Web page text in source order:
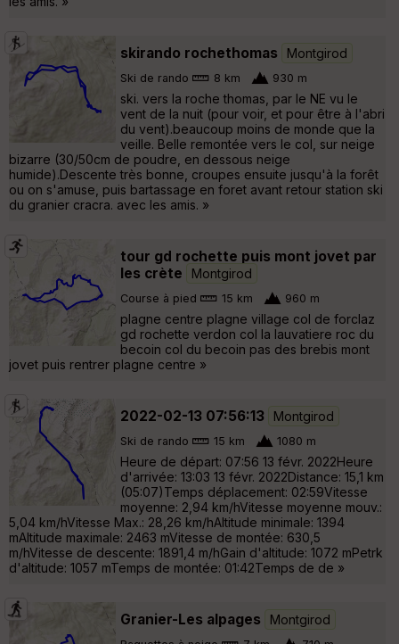
skirando rochethomas Montgirod
Ski de rando 8 km 930 m
ski. vers la roche thomas, par le NE vu le
vent de la nuit (pour voir, et pour être à l'abri
du vent).beaucoup moins de monde que la
veille. Belle remontée vers le col, sur neige
bizarre (30/50cm de poudre, en dessous neige
humide).Descente très bonne, croupes ensuite jusqu'à la forêt
ou on s'amuse, puis bartassage en foret avant retour station ski
du granier cracra. avec les amis. »
tour gd rochette puis mont jovet par
les crète
Montgirod
Course à pied 15 km 960 m
plagne centre plagne village col de forclaz
gd rochette verdon col la lauvatiere roc du
becoin col du becoin pas des brebis mont
jovet puis rentrer plagne centre »
2022-02-13 07:56:13 Montgirod
Ski de rando 15 km 1080 m
Heure de départ: 07:56 13 févr. 2022Heure
d'arrivée: 13:03 13 févr. 2022Distance: 15,1 km
(05:07)Temps déplacement: 02:59Vitesse
moyenne: 2,94 km/hVitesse moyenne mouv.:
5,04 km/hVitesse Max.: 28,26 km/hAltitude minimale: 1394
mAltitude maximale: 2463 mVitesse de montée: 630,5
m/hVitesse de descente: 1891,4 m/hGain d'altitude: 1072 mPetrk
d'altitude: 1057 mTemps de montée: 01:42Temps de de »
Granier-Les alpages Montgirod